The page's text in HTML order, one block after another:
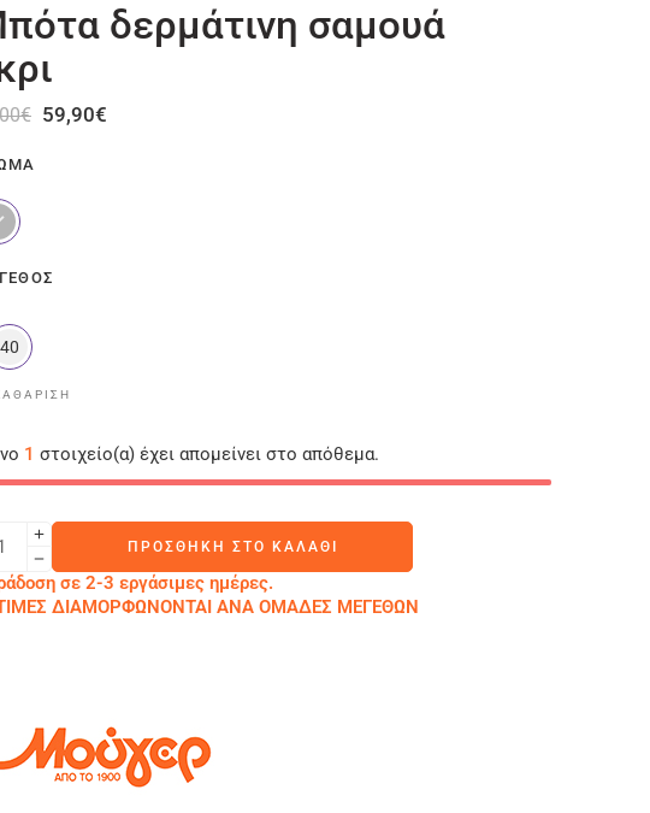
δερμάτινη σαμουά
€ 59,90€
40
1 στοιχείο(α) έχει απομείνει στο απόθεμα.
ΠΡΟΣΘΉΚΗ ΣΤΟ ΚΑΛΆΘΙ
σε 2-3 εργάσιμες ημέρες.
ΔΙΑΜΟΡΦΩΝΟΝΤΑΙ ΑΝΑ ΟΜΑΔΕΣ ΜΕΓΕΘΩΝ